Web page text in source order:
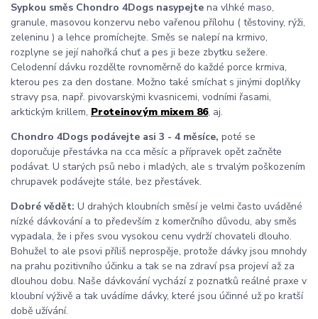
Sypkou směs Chondro 4Dogs nasypejte na vlhké maso,
granule, masovou konzervu nebo vařenou přílohu ( těstoviny, rýži,
zeleninu ) a lehce promíchejte. Směs se nalepí na krmivo,
rozplyne se její nahořká chuť a pes ji beze zbytku sežere.
Celodenní dávku rozdělte rovnoměrně do každé porce krmiva,
kterou pes za den dostane. Možno také smíchat s jinými doplňky
stravy psa, např. pivovarskými kvasnicemi, vodními řasami,
arktickým krillem, Proteinovým mixem 86, aj.
Chondro 4Dogs podávejte asi 3 - 4 měsíce, poté se
doporučuje přestávka na cca měsíc a přípravek opět začněte
podávat. U starých psů nebo i mladých, ale s trvalým poškozením
chrupavek podávejte stále, bez přestávek.
Dobré vědět: U drahých kloubních směsí je velmi často uváděné
nízké dávkování a to především z komerčního důvodu, aby směs
vypadala, že i přes svou vysokou cenu vydrží chovateli dlouho.
Bohužel to ale psovi příliš neprospěje, protože dávky jsou mnohdy
na prahu pozitivního účinku a tak se na zdraví psa projeví až za
dlouhou dobu. Naše dávkování vychází z poznatků reálné praxe v
kloubní výživě a tak uvádíme dávky, které jsou účinné už po kratší
době užívání.